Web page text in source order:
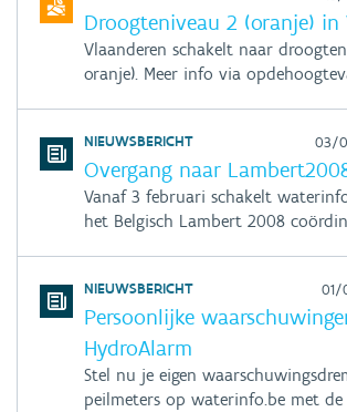
Droogteniveau 2 (oranje) in
Vlaanderen schakelt naar
oranje). Meer info via
NIEUWSBERICHT 03/
Overgang naar
Vanaf 3 februari schakelt
het Belgisch Lambert 2008
NIEUWSBERICHT 01/
Persoonlijke
HydroAlarm
Stel nu je eigen
peilmeters op waterinfo.be met